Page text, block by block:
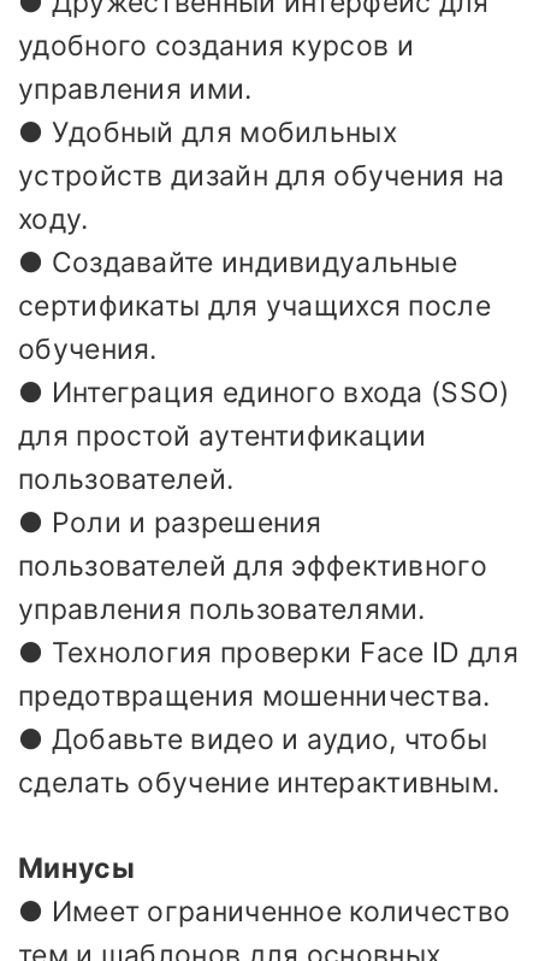
удобного создания курсов и
управления ими.
● Удобный для мобильных
устройств дизайн для обучения на
ходу.
● Создавайте индивидуальные
сертификаты для учащихся после
обучения.
● Интеграция единого входа (SSO)
для простой аутентификации
пользователей.
● Роли и разрешения
пользователей для эффективного
управления пользователями.
● Технология проверки Face ID для
предотвращения мошенничества.
● Добавьте видео и аудио, чтобы
сделать обучение интерактивным.
Минусы
● Имеет ограниченное количество